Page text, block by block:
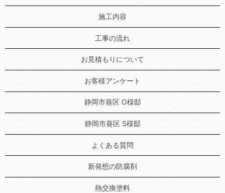
施工内容
工事の流れ
お見積もりについて
お客様アンケート
静岡市葵区 O様邸
静岡市葵区 S様邸
よくある質問
新発想の防腐剤
熱交換塗料